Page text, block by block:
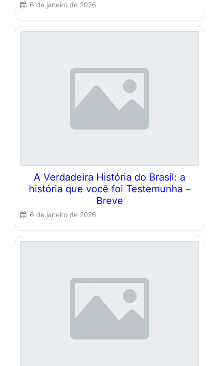
6 de janeiro de 2026
A Verdadeira História do Brasil: a
história que você foi Testemunha –
Breve
6 de janeiro de 2026